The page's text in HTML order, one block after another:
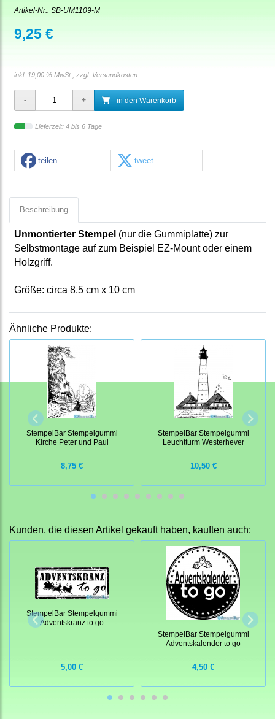
Artikel-Nr.: SB-UM1109-M
9,25 €
inkl. 19,00 % MwSt., zzgl. Versandkosten
in den Warenkorb
Lieferzeit: 4 bis 6 Tage
teilen tweet
Beschreibung
Unmontierter Stempel (nur die Gummiplatte) zur
Selbstmontage auf zum Beispiel EZ-Mount oder einem
Holzgriff.
Größe: circa 8,5 cm x 10 cm
Ähnliche Produkte:
StempelBar Stempelgummi
Kirche Peter und Paul
8,75 €
StempelBar Stempelgummi
Leuchtturm Westerhever
10,50 €
Kunden, die diesen Artikel gekauft haben, kauften auch:
StempelBar Stempelgummi
Adventskranz to go
5,00 €
StempelBar Stempelgummi
Adventskalender to go
4,50 €